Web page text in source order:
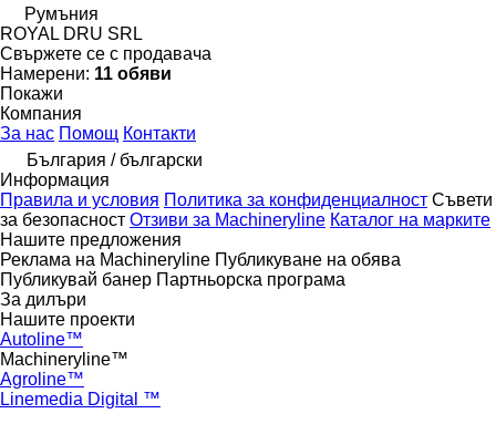
Румъния
ROYAL DRU SRL
Свържете се с продавача
Намерени: 11 обяви
Покажи
Компания
За нас Помощ Контакти
България / български
Информация
Правила и условия Политика за конфиденциалност Съвети
за безопасност Отзиви за Machineryline Каталог на марките
Нашите предложения
Реклама на Machineryline Публикуване на обява
Публикувай банер Партньорска програма
За дилъри
Нашите проекти
Autoline™
Machineryline™
Agroline™
Linemedia Digital ™